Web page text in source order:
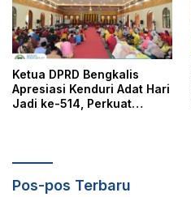
Ketua DPRD Bengkalis
Apresiasi Kenduri Adat Hari
Jadi ke-514, Perkuat
Pos-pos Terbaru